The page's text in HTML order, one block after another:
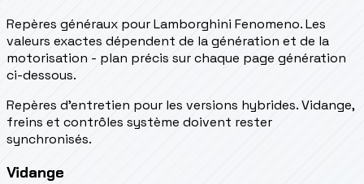
Repères généraux pour Lamborghini Fenomeno. Les
valeurs exactes dépendent de la génération et de la
motorisation - plan précis sur chaque page génération
ci-dessous.
Repères d’entretien pour les versions hybrides. Vidange,
freins et contrôles système doivent rester
synchronisés.
Vidange